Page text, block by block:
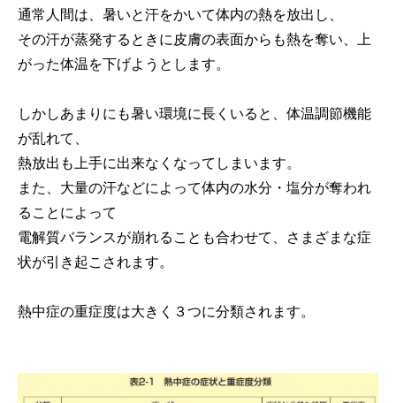
通常人間は、暑いと汗をかいて体内の熱を放出し、
その汗が蒸発するときに皮膚の表面からも熱を奪い、上
がった体温を下げようとします。
しかしあまりにも暑い環境に長くいると、体温調節機能
が乱れて、
熱放出も上手に出来なくなってしまいます。
また、大量の汗などによって体内の水分・塩分が奪われ
ることによって
電解質バランスが崩れることも合わせて、さまざまな症
状が引き起こされます。
熱中症の重症度は大きく３つに分類されます。